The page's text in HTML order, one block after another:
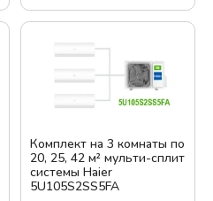
Комплект на 3 комнаты по
20, 25, 42 м² мульти-сплит
системы Haier
5U105S2SS5FA